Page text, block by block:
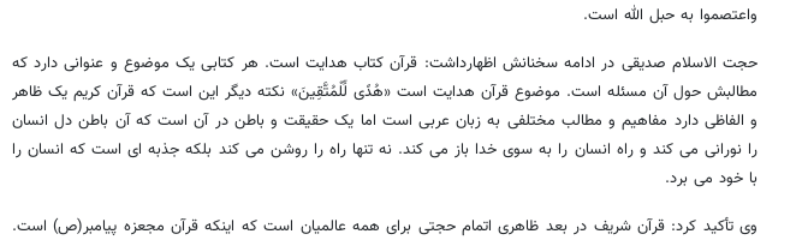
واعتصموا به حبل الله است.
حجت الاسلام صدیقی در ادامه سخنانش اظهارداشت: قرآن کتاب هدایت است. هر کتابی یک موضوع و عنوانی دارد که
مطالبش حول آن مسئله است. موضوع قرآن هدایت است «هُدًى لِّلْمُتَّقِينَ» نکته دیگر این است که قرآن کریم یک ظاهر
و الفاظی دارد مفاهیم و مطالب مختلفی به زبان عربی است اما یک حقیقت و باطن در آن است که آن باطن دل انسان
را نورانی می کند و راه انسان را به سوی خدا باز می کند. نه تنها راه را روشن می کند بلکه جذبه ای است که انسان را
با خود می برد.
وی تأکید کرد: قرآن شریف در بعد ظاهری اتمام حجتی برای همه عالمیان است که اینکه قرآن مجعزه پیامبر(ص) است.